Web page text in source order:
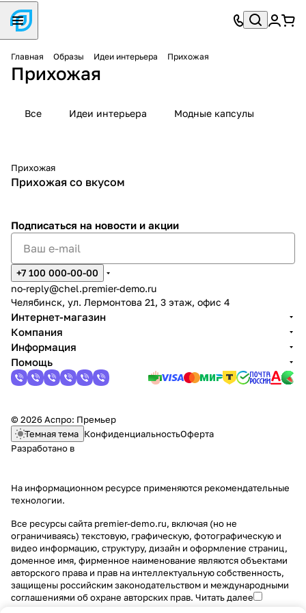
Главная Образы Идеи интерьера Прихожая
Прихожая
Все Идеи интерьера Модные капсулы
Прихожая
Прихожая со вкусом
Подписаться на новости и акции
+7 100 000-00-00
no-reply@chel.premier-demo.ru
Челябинск, ул. Лермонтова 21, 3 этаж, офис 4
Интернет-магазин
Компания
Информация
Помощь
© 2026 Аспро: Премьер
Темная тема КонфиденциальностьОферта
Разработано в
На информационном ресурсе применяются рекомендательные
технологии.
Все ресурсы сайта premier-demo.ru, включая (но не
ограничиваясь) текстовую, графическую, фотографическую и
видео информацию, структуру, дизайн и оформление страниц,
доменное имя, фирменное наименование являются объектами
авторского права и прав на интеллектуальную собственность,
защищены российским законодательством и международными
соглашениями об охране авторских прав. Читать далее